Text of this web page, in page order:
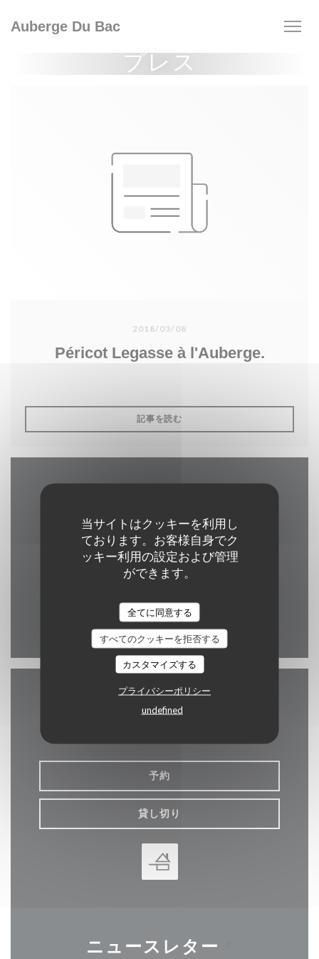
当サイトはクッキーを利用し
ております。お客様自身でク
ッキー利用の設定および管理
ができます。
全てに同意する
すべてのクッキーを拒否する
カスタマイズする
プライバシーポリシー
undefined
Auberge Du Bac
プレス
2018/03/08
Péricot Legasse à l'Auberge.
記事を読む
2 rue alphonse callais 76480 jumieges
Facebook ((新しいウィンド
お問い合わせ
予約
貸し切り
ニュースレター